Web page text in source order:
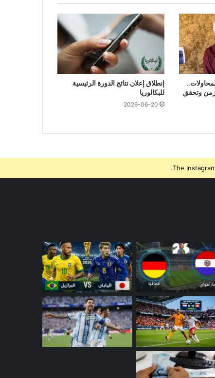
من المحاولات..
وتحقق
إنطلاق إعلان نتائج الدورة الرئيسية
للبكالوريا
2026-06-20
The